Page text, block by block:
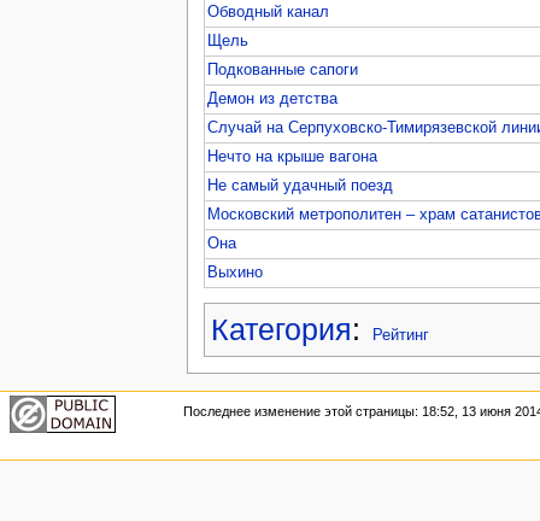
Обводный канал
Щель
Подкованные сапоги
Демон из детства
Случай на Серпуховско-Тимирязевской
Нечто на крыше вагона
Не самый удачный поезд
Московский метрополитен – храм
Она
Выхино
Категория: Рейтинг
Последнее изменение этой страницы: 18:52, 13 июня